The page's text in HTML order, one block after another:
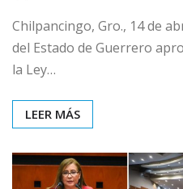
Chilpancingo, Gro., 14 de
del Estado de Guerrero
la Ley…
LEER MÁS